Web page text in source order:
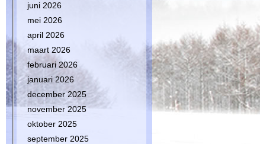
juni 2026
mei 2026
april 2026
maart 2026
februari 2026
januari 2026
december 2025
november 2025
oktober 2025
september 2025